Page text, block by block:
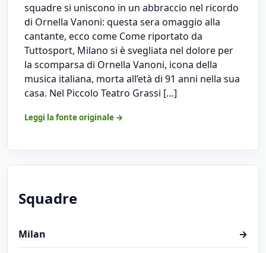
squadre si uniscono in un abbraccio nel ricordo
di Ornella Vanoni: questa sera omaggio alla
cantante, ecco come Come riportato da
Tuttosport, Milano si è svegliata nel dolore per
la scomparsa di Ornella Vanoni, icona della
musica italiana, morta all’età di 91 anni nella sua
casa. Nel Piccolo Teatro Grassi […]
Leggi la fonte originale →
Squadre
Milan →